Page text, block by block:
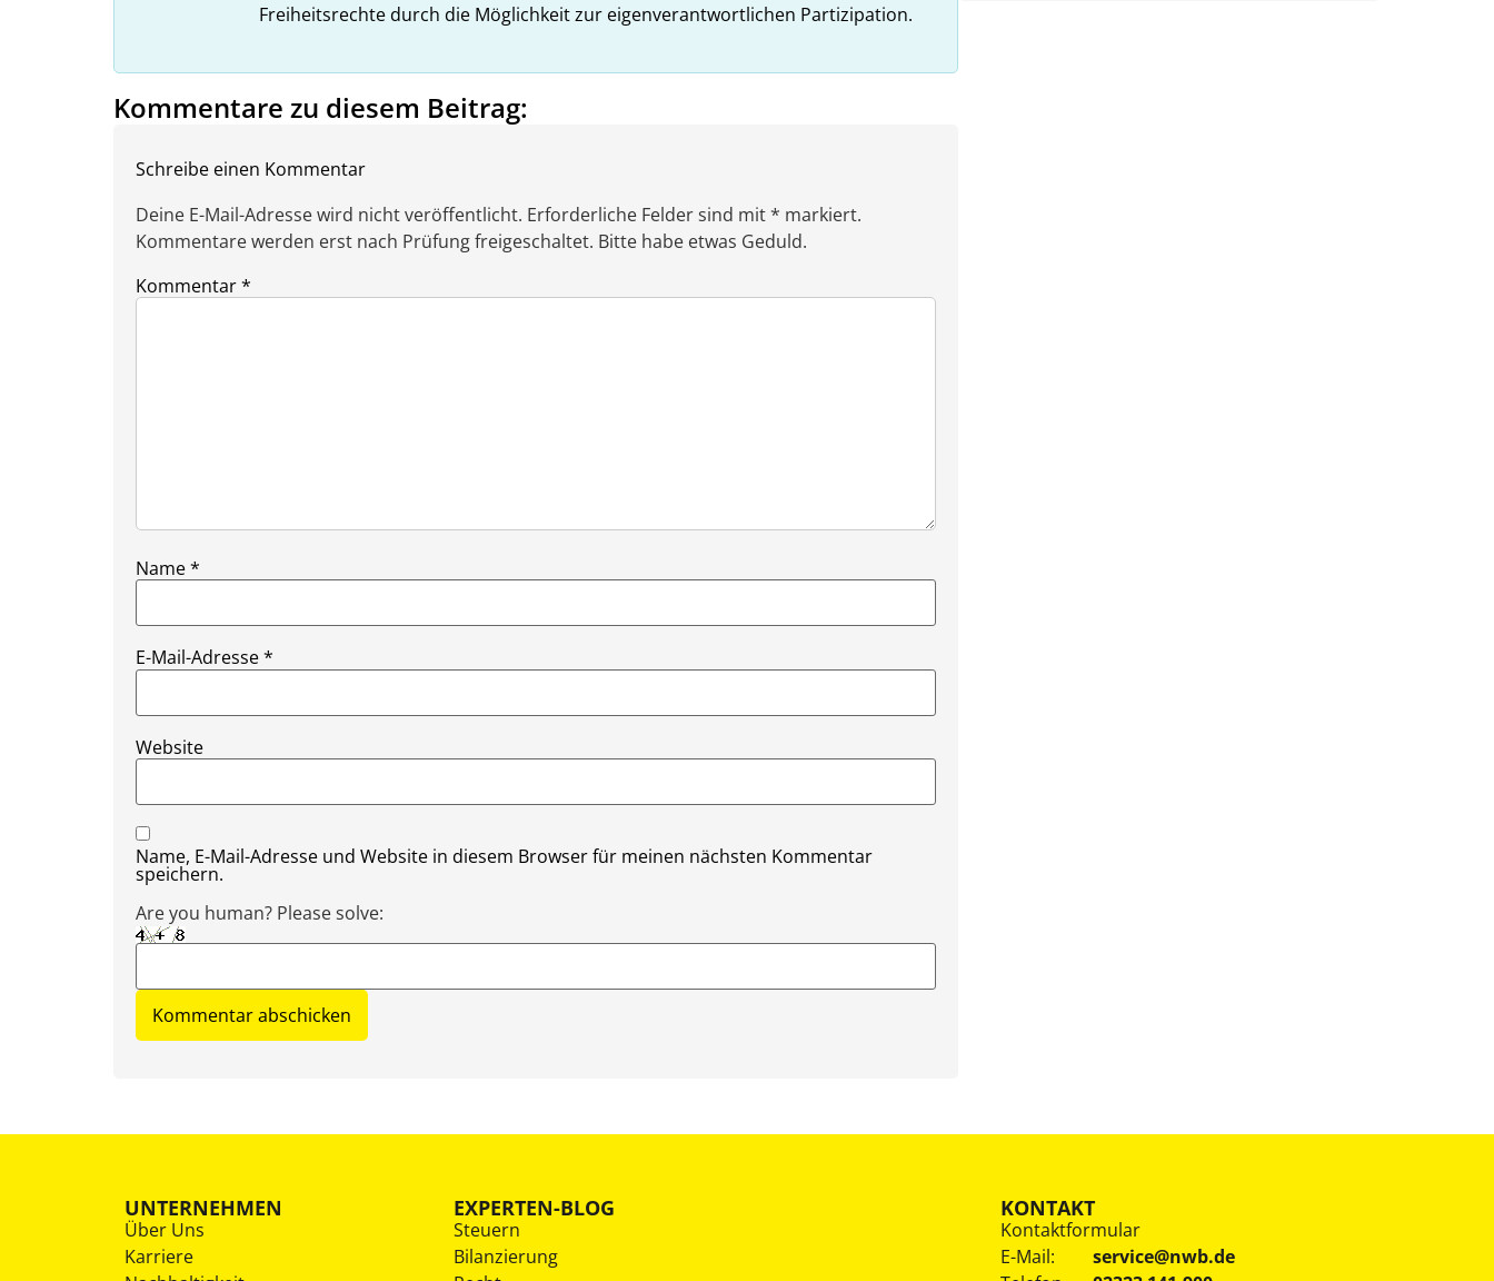
Freiheitsrechte durch die Möglichkeit zur eigenverantwortlichen Partizipation.
Kommentare zu diesem Beitrag:
Schreibe einen Kommentar
Deine E-Mail-Adresse wird nicht veröffentlicht. Erforderliche Felder sind mit * markiert.
Kommentare werden erst nach Prüfung freigeschaltet. Bitte habe etwas Geduld.
Kommentar*
Name*
E-Mail-Adresse*
Website
Name, E-Mail-Adresse und Website in diesem Browser für meinen nächsten Kommentar
speichern.
Are you human? Please solve:
UNTERNEHMEN
Über Uns
Karriere
EXPERTEN-BLOG
Steuern
Bilanzierung
KONTAKT
Kontaktformular
E-Mail:
service@nwb.de